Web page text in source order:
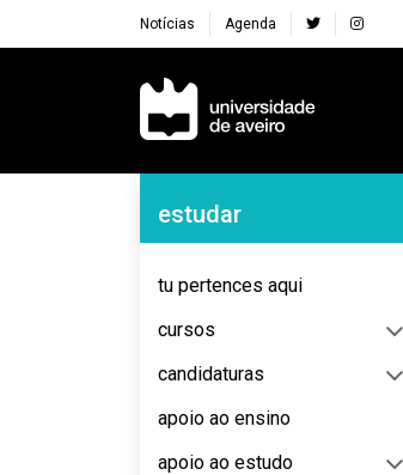
Notícias Agenda
Navegação Principal
Navegação Lateral
estudar
tu pertences aqui
cursos
candidaturas
apoio ao ensino
apoio ao estudo